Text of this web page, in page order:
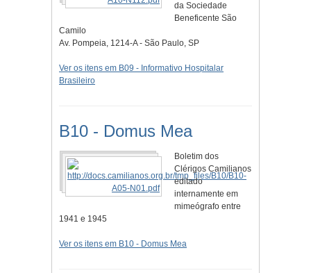
da Sociedade
Beneficente São
Camilo
Av. Pompeia, 1214-A - São Paulo, SP
Ver os itens em B09 - Informativo Hospitalar
Brasileiro
B10 - Domus Mea
Boletim dos
Clérigos Camilianos
editado
internamente em
mimeógrafo entre
1941 e 1945
Ver os itens em B10 - Domus Mea